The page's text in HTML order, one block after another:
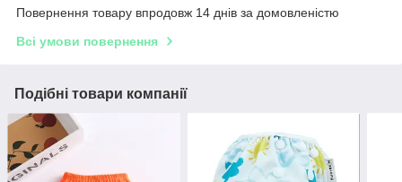
Повернення товару впродовж 14 днів за домовленістю
Всі умови повернення
Подібні товари компанії